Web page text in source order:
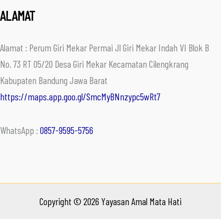
ALAMAT
Alamat : Perum Giri Mekar Permai Jl Giri Mekar Indah VI Blok B
No. 73 RT 05/20 Desa Giri Mekar Kecamatan Cilengkrang
Kabupaten Bandung Jawa Barat
https://maps.app.goo.gl/SmcMyBNnzypc5wRt7
WhatsApp : 0857-9595-5756
Copyright © 2026 Yayasan Amal Mata Hati